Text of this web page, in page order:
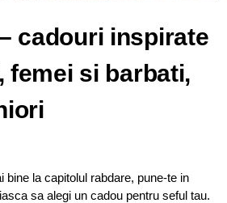
cadouri inspirate
femei si barbati,
bine la capitolul rabdare, pune-te in
sa alegi un cadou pentru seful tau.